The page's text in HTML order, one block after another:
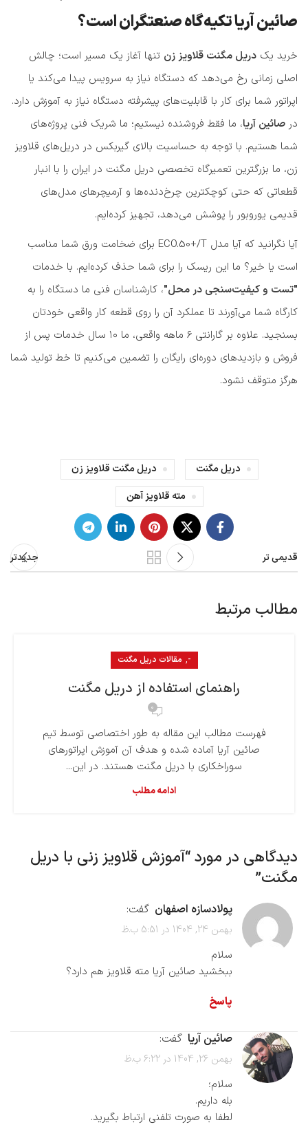
صائین آریا تکیه‌گاه صنعتگران است؟
خرید یک دریل مگنت قلاویز زن تنها آغاز یک مسیر است؛ چالش
اصلی زمانی رخ می‌دهد که دستگاه نیاز به سرویس پیدا می‌کند یا
اپراتور شما برای کار با قابلیت‌های پیشرفته دستگاه نیاز به آموزش دارد.
در صائین آریا، ما فقط فروشنده نیستیم؛ ما شریک فنی پروژه‌های
شما هستیم. با توجه به حساسیت بالای گیربکس در دریل‌های قلاویز
زن، ما بزرگترین تعمیرگاه تخصصی دریل مگنت در ایران را با انبار
قطعاتی که حتی کوچکترین چرخ‌دنده‌ها و آرمیچرهای مدل‌های
قدیمی یوروبور را پوشش می‌دهد، تجهیز کرده‌ایم.
آیا نگرانید که آیا مدل ECO.50+/T برای ضخامت ورق شما مناسب
است یا خیر؟ ما این ریسک را برای شما حذف کرده‌ایم. با خدمات
"تست و کیفیت‌سنجی در محل"، کارشناسان فنی ما دستگاه را به
کارگاه شما می‌آورند تا عملکرد آن را روی قطعه کار واقعی خودتان
بسنجید. علاوه بر گارانتی ۶ ماهه واقعی، ما ۱۰ سال خدمات پس از
فروش و بازدیدهای دوره‌ای رایگان را تضمین می‌کنیم تا خط تولید شما
هرگز متوقف نشود.
دریل مگنت
دریل مگنت قلاویز زن
مته قلاویز آهن
جدیدتر قدیمی تر
مطالب مرتبط
-
, مقالات دریل مگنت
راهنمای استفاده از دریل مگنت
0
فهرست مطالب این مقاله به طور اختصاصی توسط تیم
صائین آریا آماده شده و هدف آن آموزش اپراتورهای
سوراخکاری با دریل مگنت هستند. در این...
ادامه مطلب
دیدگاهی در مورد “آموزش قلاویز زنی با دریل
مگنت”
پولادسازه اصفهان گفت:
بهمن 24, 1404 در 5:51 ب.ظ
سلام
ببخشید صائین آریا مته قلاویز هم دارد؟
پاسخ
صائین آریا گفت:
بهمن 26, 1404 در 6:22 ب.ظ
سلام؛
بله داریم.
لطفا به صورت تلفنی ارتباط بگیرید.